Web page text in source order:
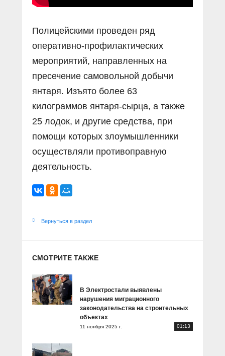
Полицейскими проведен ряд
оперативно-профилактических
мероприятий, направленных на
пресечение самовольной добычи
янтаря. Изъято более 63
килограммов янтаря-сырца, а также
25 лодок, и другие средства, при
помощи которых злоумышленники
осуществляли противоправную
деятельность.
Вернуться в раздел
СМОТРИТЕ ТАКЖЕ
В Электростали выявлены
нарушения миграционного
законодательства на строительных
объектах
11 ноября 2025 г. 01:13